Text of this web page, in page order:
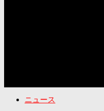
ニュース